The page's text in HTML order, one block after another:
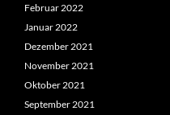
Februar 2022
Januar 2022
Dezember 2021
November 2021
Oktober 2021
September 2021